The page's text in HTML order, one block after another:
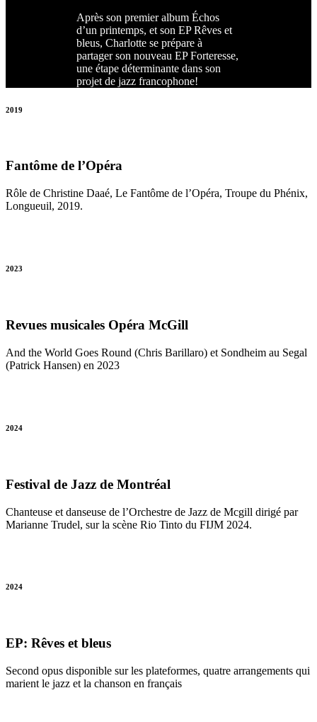
Après son premier album Échos
d’un printemps, et son EP Rêves et
bleus, Charlotte se prépare à
partager son nouveau EP Forteresse,
une étape déterminante dans son
projet de jazz francophone!
2019
Fantôme de l’Opéra
Rôle de Christine Daaé, Le Fantôme de l’Opéra, Troupe du Phénix,
Longueuil, 2019.
2023
Revues musicales Opéra McGill
And the World Goes Round (Chris Barillaro) et Sondheim au Segal
(Patrick Hansen) en 2023
2024
Festival de Jazz de Montréal
Chanteuse et danseuse de l’Orchestre de Jazz de Mcgill dirigé par
Marianne Trudel, sur la scène Rio Tinto du FIJM 2024.
2024
EP: Rêves et bleus
Second opus disponible sur les plateformes, quatre arrangements qui
marient le jazz et la chanson en français